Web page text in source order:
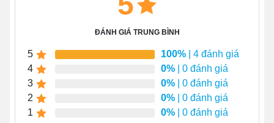
phí vận hành trong suốt quá trình trưng bày, bảo
Bảng điều khiểnbao gồm núm xoay
nhiệt + đèn báo hiệu giúp người dùng kiểm soát
hoạt động tủ dễ dàng.
Đi kèm
giúp tách biệt thực phẩm như
kem, sữa chua, ... với đá viên, đồ sống đông lạnh
phía dưới.
ĐÁNH GIÁ TRUNG BÌNH
5 100% | 4 đánh giá
4
0% | 0 đánh giá
3
0% | 0 đánh giá
2
0% | 0 đánh giá
1
0% | 0 đánh giá